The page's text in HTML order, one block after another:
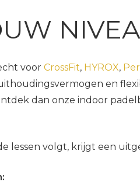
voorCrossFit, HYROX,
en
dan onze indoor
lessen volgt, krijgt een